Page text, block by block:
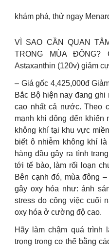
khám phá, thử ngay
VÌ SAO CẦN QUAN
TRONG MÙA ĐÔNG?
Astaxanthin (120v) giảm
– Giá gốc 4,425,000đ
Bắc Bộ hiện nay đang
cao nhất cả nước. Theo
mạnh khi đông đến khiến
không khí tại khu vực
biết ô nhiễm không khí
hàng đầu gây ra tình
tới tế bào, làm rối loạn
Bên cạnh đó, mùa đông
gây oxy hóa như: ánh
stress do công việc cuối
oxy hóa ở cường độ cao.
Hãy làm chậm quá trình
trọng trong cơ thể bằng